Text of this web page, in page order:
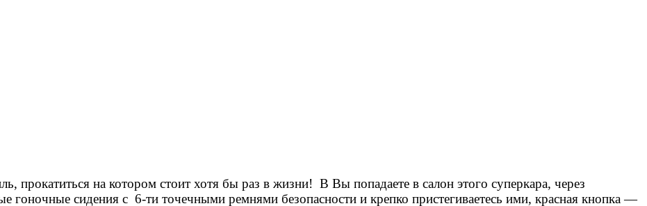
прокатиться на котором стоит хотя бы раз в жизни! В Вы попадаете в салон этого суперкара, через
гоночные сидения с 6-ти точечными ремнями безопасности и крепко пристегиваетесь ими, красная кнопка —